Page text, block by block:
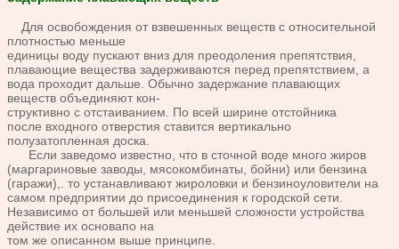
Для освобождения от взвешенных веществ с относительной
плотностью меньше
единицы воду пускают вниз для преодоления препятствия,
плавающие вещества задерживаются перед препятствием, а
вода проходит дальше. Обычно задержание плавающих
веществ объединяют кон-
структивно с отстаиванием. По всей ширине отстойника
после входного отверстия ставится вертикально
полузатопленная доска.
Если заведомо известно, что в сточной воде много жиров
(маргариновые заводы, мясокомбинаты, бойни) или бензина
(гаражи),. то устанавливают жироловки и бензиноуловители на
самом предприятии до присоединения к городской сети.
Независимо от большей или меньшей сложности устройства
действие их основапо на
том же описанном выше принципе.